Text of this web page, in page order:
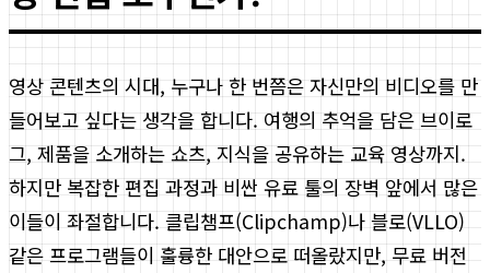
영상 콘텐츠의 시대, 누구나 한 번쯤은 자신만의 비디오를 만
들어보고 싶다는 생각을 합니다. 여행의 추억을 담은 브이로
그, 제품을 소개하는 쇼츠, 지식을 공유하는 교육 영상까지.
하지만 복잡한 편집 과정과 비싼 유료 툴의 장벽 앞에서 많은
이들이 좌절합니다. 클립챔프(Clipchamp)나 블로(VLLO)
같은 프로그램들이 훌륭한 대안으로 떠올랐지만, 무료 버전